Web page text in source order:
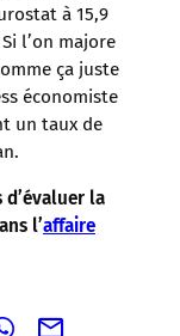
à 15,9
l’on majore
ça juste
économiste
un taux de
d’évaluer la
l’affaire
Partager